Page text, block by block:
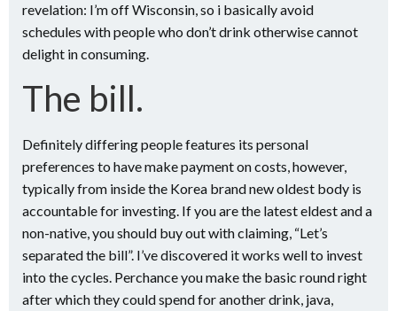
revelation: I’m off Wisconsin, so i basically avoid
schedules with people who don’t drink otherwise cannot
delight in consuming.
The bill.
Definitely differing people features its personal
preferences to have make payment on costs, however,
typically from inside the Korea brand new oldest body is
accountable for investing. If you are the latest eldest and a
non-native, you should buy out with claiming, “Let’s
separated the bill”. I’ve discovered it works well to invest
into the cycles. Perchance you make the basic round right
after which they could spend for another drink, java,